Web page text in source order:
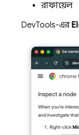
রাফায়েল
DevTools-এর